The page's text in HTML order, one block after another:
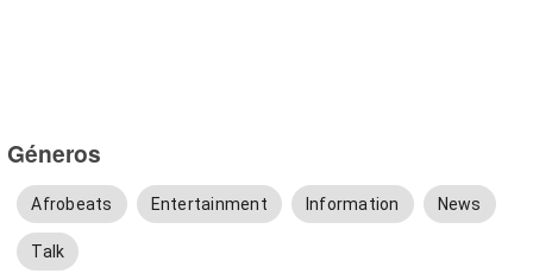
Géneros
Afrobeats Entertainment Information News
Talk